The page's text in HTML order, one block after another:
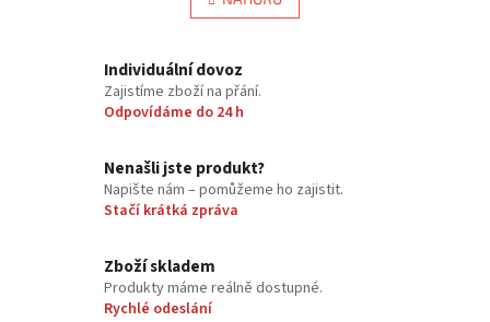
á
c
í
v
k
i
k
n
Individuální dovoz
Zajistíme zboží na přání.
Odpovídáme do 24 h
Nenašli jste produkt?
Napište nám – pomůžeme ho zajistit.
Stačí krátká zpráva
Zboží skladem
Produkty máme reálně dostupné.
Rychlé odeslání